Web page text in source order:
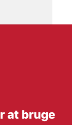
at bruge